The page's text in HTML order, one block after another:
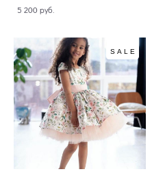
5 200 pуб.
SALE